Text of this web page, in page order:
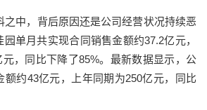
之中，背后原因还是公司经营状况持续恶
单月共实现合同销售金额约37.2亿元，
，同比下降了85%。最新数据显示，公
额约43亿元，上年同期为250亿元，同比